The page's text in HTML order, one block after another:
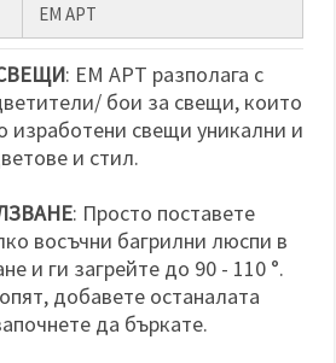
ЕМ АРТ
: ЕМ АРТ разполага с
бои за свещи, които
изработени свещи уникални и
и стил.
: Просто поставете
восъчни багрилни люспи в
и ги загрейте до 90 - 110 °.
добавете останалата
да бъркате.